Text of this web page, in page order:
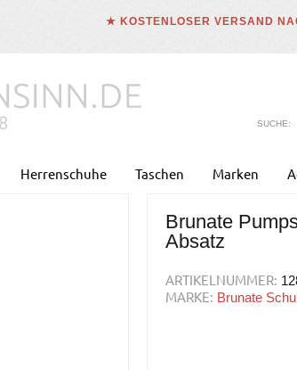
★ KOSTENLOSER VERSAND
SUCHE:
Herrenschuhe Taschen Marken
Brunate
Absatz
ARTIKELNUMMER:
MARKE: Brunate